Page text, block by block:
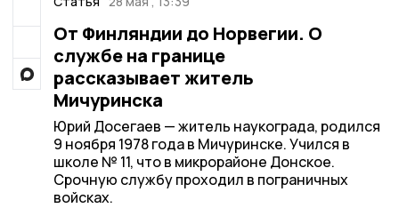
От Финляндии до Норвегии. О
службе на границе
рассказывает житель
Мичуринска
Юрий Досегаев — житель наукограда, родился
9 ноября 1978 года в Мичуринске. Учился в
школе № 11, что в микрорайоне Донское.
Срочную службу проходил в пограничных
войсках.